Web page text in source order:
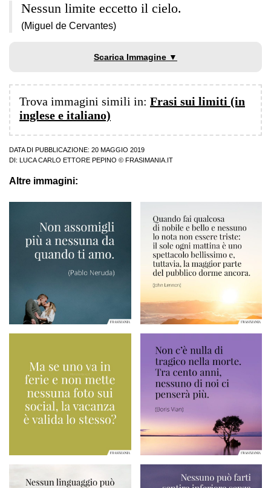
Nessun limite eccetto il cielo.
(Miguel de Cervantes)
Scarica Immagine ▼
Trova immagini simili in: Frasi sui limiti (in
inglese e italiano)
DATA DI PUBBLICAZIONE: 20 MAGGIO 2019
DI:
LUCA CARLO ETTORE PEPINO © FRASIMANIA.IT
Altre immagini: